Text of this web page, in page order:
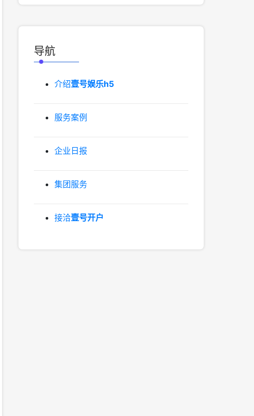
导航
介绍壹号娱乐h5
服务案例
企业日报
集团服务
接洽壹号开户